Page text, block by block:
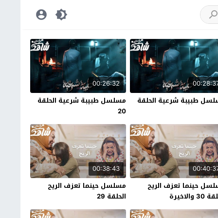
طبيبة شرعية الحلقة
00:26:32
مسلسل طبيبة شرعية الحلقة
20
حينما تعزف الريح
00:38:43
مسلسل حينما تعزف الريح
الحلقة 29